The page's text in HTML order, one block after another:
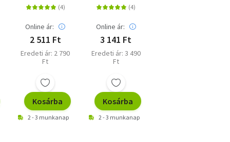
Gyurkó Szilvia
Online ár:
2 511 Ft
Eredeti ár: 2 790
Ft
Kosárba
2 - 3 munkanap
Online ár:
3 141 Ft
Eredeti ár: 3 490
Ft
Kosárba
2 - 3 munkanap